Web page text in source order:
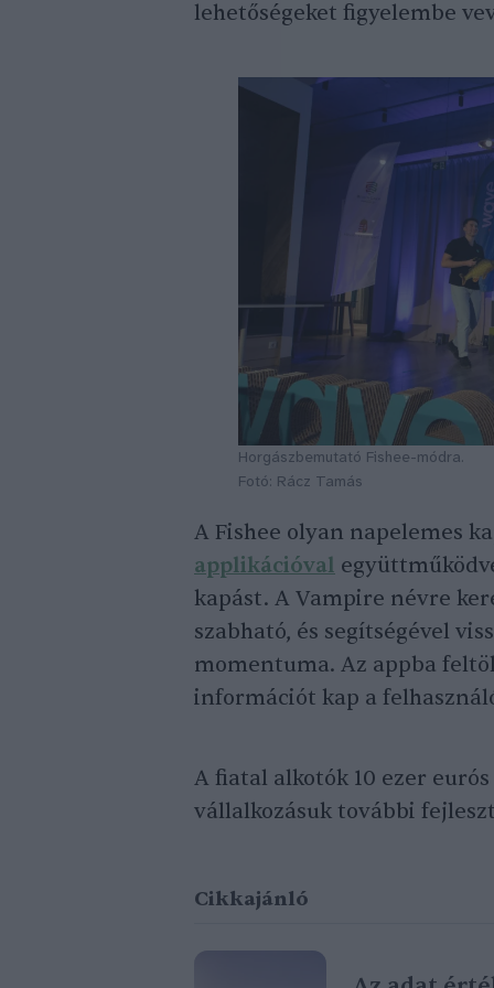
lehetőségeket figyelembe
Horgászbemutató Fishee-módra.
Fotó: Rácz Tamás
A Fishee olyan napelemes
applikációval
kapást. A Vampire névre
szabható, és segítségével
momentuma. Az appba
információt kap a
A fiatal alkotók 10 ezer
vállalkozásuk további
Cikkajánló